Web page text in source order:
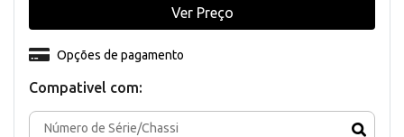
Compativel com:
Opções de pagamento
Ver Preço